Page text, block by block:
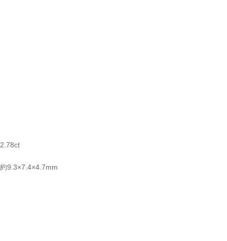
2.78ct
約9.3×7.4×4.7mm